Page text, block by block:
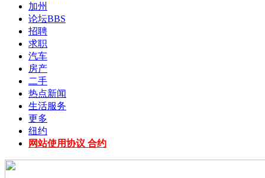
加州
论坛BBS
招聘
求职
汽车
房产
二手
热点新闻
生活服务
更多
纽约
网站使用协议 合约